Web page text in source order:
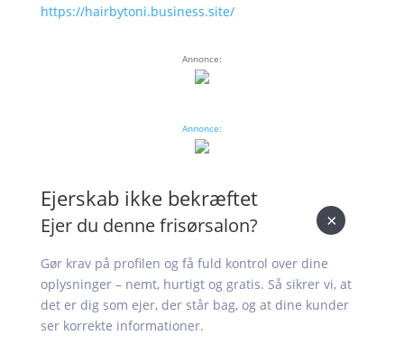
https://hairbytoni.business.site/
Annonce:
Annonce:
Ejerskab ikke bekræftet
Ejer du denne frisørsalon?
Gør krav på profilen og få fuld kontrol over dine
oplysninger – nemt, hurtigt og gratis. Så sikrer vi, at
det er dig som ejer, der står bag, og at dine kunder
ser korrekte informationer.
×